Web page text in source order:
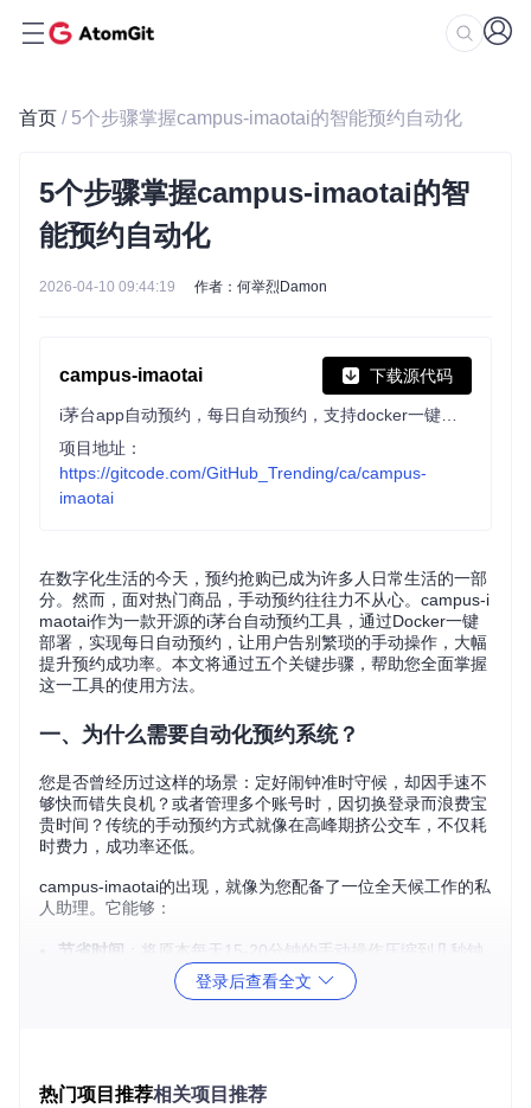
首页 / 5个步骤掌握campus-imaotai的智能预约自动化
5个步骤掌握campus-imaotai的智
能预约自动化
2026-04-10 09:44:19 作者：何举烈Damon
campus-imaotai 下载源代码
项目地址：
https://gitcode.com/GitHub_Trending/ca/campus-
imaotai
在数字化生活的今天，预约抢购已成为许多人日常生活的一部
分。然而，面对热门商品，手动预约往往力不从心。campus-i
maotai作为一款开源的i茅台自动预约工具，通过Docker一键
部署，实现每日自动预约，让用户告别繁琐的手动操作，大幅
提升预约成功率。本文将通过五个关键步骤，帮助您全面掌握
这一工具的使用方法。
一、为什么需要自动化预约系统？
您是否曾经历过这样的场景：定好闹钟准时守候，却因手速不
够快而错失良机？或者管理多个账号时，因切换登录而浪费宝
贵时间？传统的手动预约方式就像在高峰期挤公交车，不仅耗
时费力，成功率还低。
campus-imaotai的出现，就像为您配备了一位全天候工作的私
人助理。它能够：
节省时间 ：将原本每天15-20分钟的手动操作压缩到几秒钟
：以毫秒级响应速度提交预约请求，远超人工操
二、准备您的自动化环境
登录后查看全文
热门项目推荐相关项目推荐